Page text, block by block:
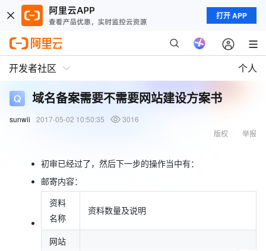
打开 APP
开发者社区 个人
域名备案需要不需要网站建设方案书
sunwii 2017-05-02 10:50:35
3016
举报
版权
初审已经过了，然后下一步的操作当中有：
邮寄内容：
资料
名称
资料数量及说明
网站